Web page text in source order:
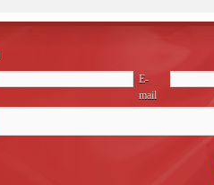
E-
mail